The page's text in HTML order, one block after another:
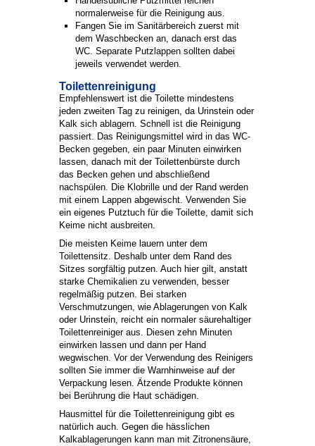
normalerweise für die Reinigung aus.
Fangen Sie im Sanitärbereich zuerst mit
dem Waschbecken an, danach erst das
WC. Separate Putzlappen sollten dabei
jeweils verwendet werden.
Toilettenreinigung
Empfehlenswert ist die Toilette mindestens
jeden zweiten Tag zu reinigen, da Urinstein oder
Kalk sich ablagern. Schnell ist die Reinigung
passiert. Das Reinigungsmittel wird in das WC-
Becken gegeben, ein paar Minuten einwirken
lassen, danach mit der Toilettenbürste durch
das Becken gehen und abschließend
nachspülen. Die Klobrille und der Rand werden
mit einem Lappen abgewischt. Verwenden Sie
ein eigenes Putztuch für die Toilette, damit sich
Keime nicht ausbreiten.
Die meisten Keime lauern unter dem
Toilettensitz. Deshalb unter dem Rand des
Sitzes sorgfältig putzen. Auch hier gilt, anstatt
starke Chemikalien zu verwenden, besser
regelmäßig putzen. Bei starken
Verschmutzungen, wie Ablagerungen von Kalk
oder Urinstein, reicht ein normaler säurehaltiger
Toilettenreiniger aus. Diesen zehn Minuten
einwirken lassen und dann per Hand
wegwischen. Vor der Verwendung des Reinigers
sollten Sie immer die Warnhinweise auf der
Verpackung lesen. Ätzende Produkte können
bei Berührung die Haut schädigen.
Hausmittel für die Toilettenreinigung gibt es
natürlich auch. Gegen die hässlichen
Kalkablagerungen kann man mit Zitronensäure,